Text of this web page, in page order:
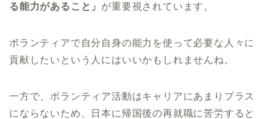
る能力があること」 が重要視されています。
ボランティアで自分自身の能力を使って必要な人々に
貢献したいという人にはいいかもしれませんね。
一方で、ボランティア活動はキャリアにあまりプラス
にならないため、日本に帰国後の再就職に苦労すると